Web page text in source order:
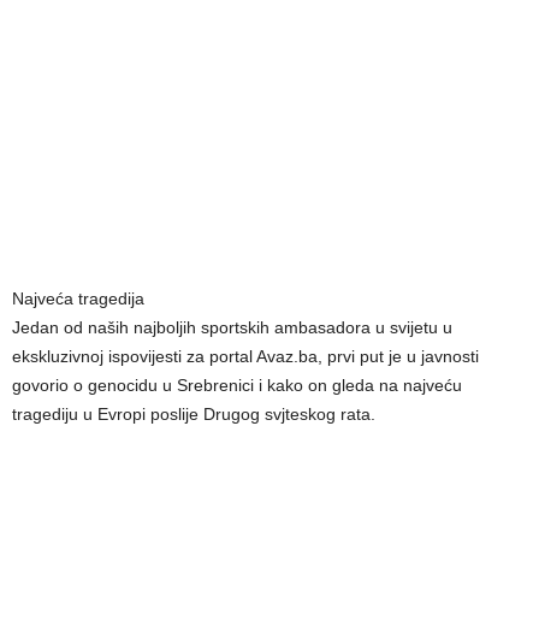
Najveća tragedija
Jedan od naših najboljih sportskih ambasadora u svijetu u
ekskluzivnoj ispovijesti za portal Avaz.ba, prvi put je u javnosti
govorio o genocidu u Srebrenici i kako on gleda na najveću
tragediju u Evropi poslije Drugog svjteskog rata.